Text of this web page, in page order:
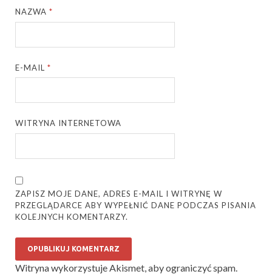
NAZWA*
E-MAIL*
WITRYNA INTERNETOWA
ZAPISZ MOJE DANE, ADRES E-MAIL I WITRYNĘ W
PRZEGLĄDARCE ABY WYPEŁNIĆ DANE PODCZAS PISANIA
KOLEJNYCH KOMENTARZY.
Witryna wykorzystuje Akismet, aby ograniczyć spam.